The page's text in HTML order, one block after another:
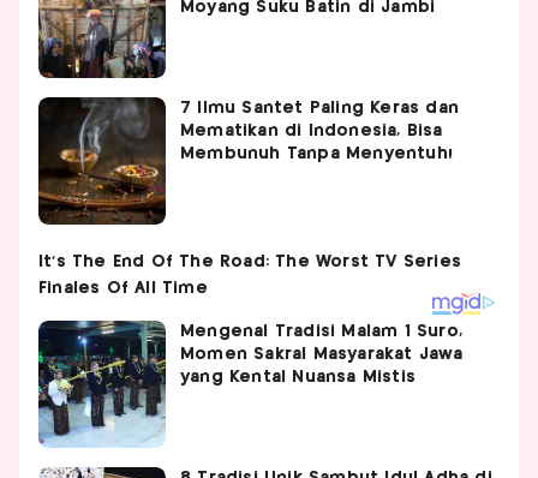
Moyang Suku Batin di Jambi
7 Ilmu Santet Paling Keras dan
Mematikan di Indonesia, Bisa
Membunuh Tanpa Menyentuh!
Mengenal Tradisi Malam 1 Suro,
Momen Sakral Masyarakat Jawa
yang Kental Nuansa Mistis